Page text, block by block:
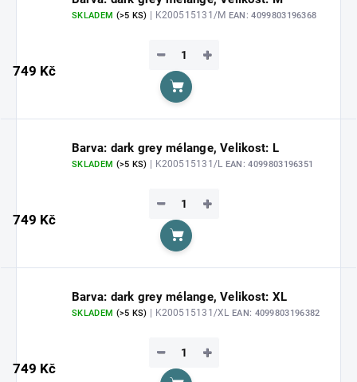
SKLADEM (>5 KS) | K200515131/M EAN: 4099803196368
749 Kč
+
−
Do košíku
Barva: dark grey mélange, Velikost: L
SKLADEM (>5 KS) | K200515131/L EAN: 4099803196351
749 Kč
+
−
Do košíku
Barva: dark grey mélange, Velikost: XL
SKLADEM (>5 KS) | K200515131/XL EAN: 4099803196382
749 Kč
+
−